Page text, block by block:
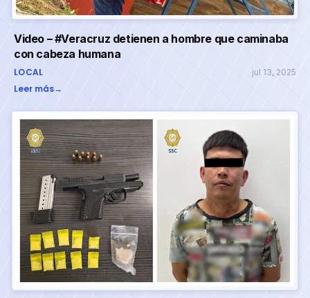
Video – #Veracruz detienen a hombre que caminaba
con cabeza humana
LOCAL jul 13, 2025
Leer más→